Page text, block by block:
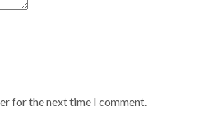
for the next time I comment.